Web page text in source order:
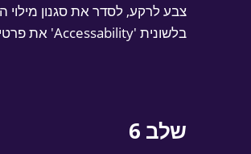
צבע לרקע, לסדר את סגנון מילוי התמונה או